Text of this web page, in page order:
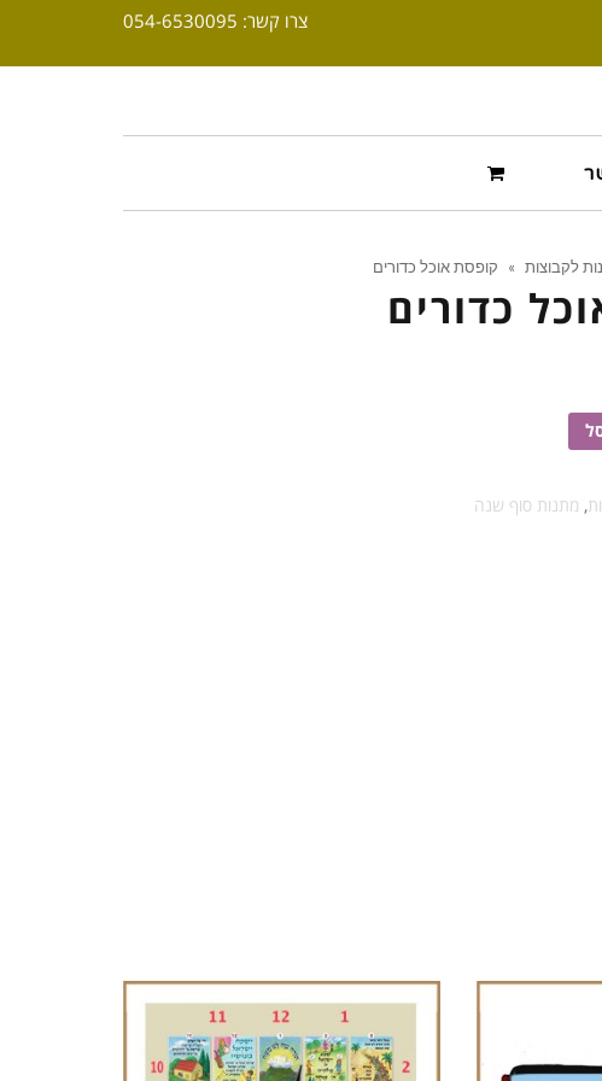
צרו קשר: 054-6530095
לקבוצות » קופסת אוכל כדורים
כדורים
, מתנות סוף שנה